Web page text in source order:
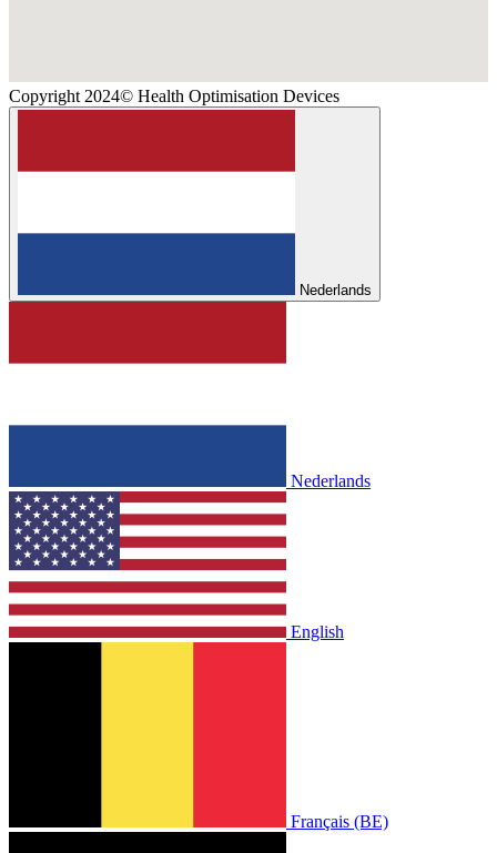
Copyright 2024© Health Optimisation Devices
Nederlands
Nederlands
English
Français (BE)